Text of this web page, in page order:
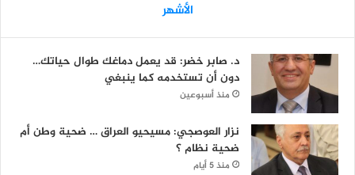
الأشهر
د. صابر خضر: قد يعمل دماغك طوال حياتك…
دون أن تستخدمه كما ينبغي
منذ أسبوعين
نزار العوصجي: مسيحيو العراق … ضحية وطن أم
ضحية نظام ؟
منذ 5 أيام